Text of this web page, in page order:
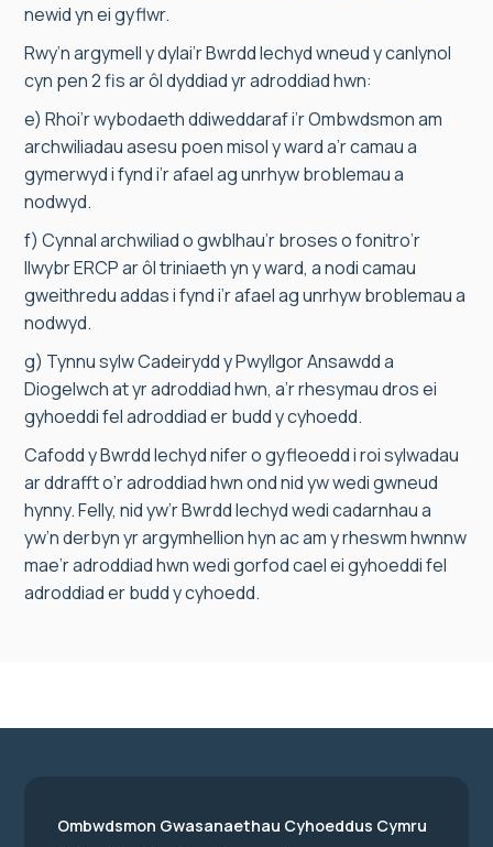
newid yn ei gyflwr.
Rwy’n argymell y dylai’r Bwrdd Iechyd wneud y canlynol
cyn pen 2 fis ar ôl dyddiad yr adroddiad hwn:
e) Rhoi’r wybodaeth ddiweddaraf i’r Ombwdsmon am
archwiliadau asesu poen misol y ward a’r camau a
gymerwyd i fynd i’r afael ag unrhyw broblemau a
nodwyd.
f) Cynnal archwiliad o gwblhau’r broses o fonitro’r
llwybr ERCP ar ôl triniaeth yn y ward, a nodi camau
gweithredu addas i fynd i’r afael ag unrhyw broblemau a
nodwyd.
g) Tynnu sylw Cadeirydd y Pwyllgor Ansawdd a
Diogelwch at yr adroddiad hwn, a’r rhesymau dros ei
gyhoeddi fel adroddiad er budd y cyhoedd.
Cafodd y Bwrdd Iechyd nifer o gyfleoedd i roi sylwadau
ar ddrafft o’r adroddiad hwn ond nid yw wedi gwneud
hynny. Felly, nid yw’r Bwrdd Iechyd wedi cadarnhau a
yw’n derbyn yr argymhellion hyn ac am y rheswm hwnnw
mae’r adroddiad hwn wedi gorfod cael ei gyhoeddi fel
adroddiad er budd y cyhoedd.
Ombwdsmon Gwasanaethau Cyhoeddus Cymru